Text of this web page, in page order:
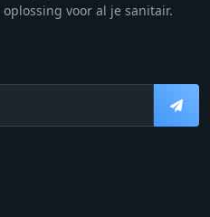
voor al je sanitair.